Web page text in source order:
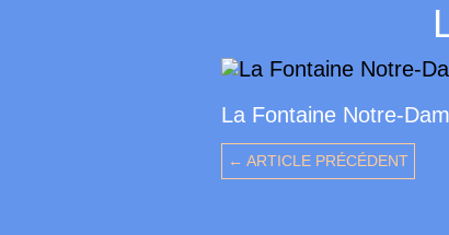
La Fontaine Notre-
← ARTICLE PRÉCÉDENT